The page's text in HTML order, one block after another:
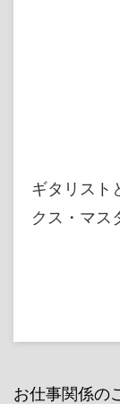
ギタリスト
クス・マス
お仕事関係の